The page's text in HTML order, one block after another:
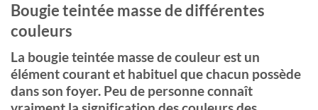
Bougie teintée masse de différentes
couleurs
La bougie teintée masse de couleur est un
élément courant et habituel que chacun possède
dans son foyer. Peu de personne connaît